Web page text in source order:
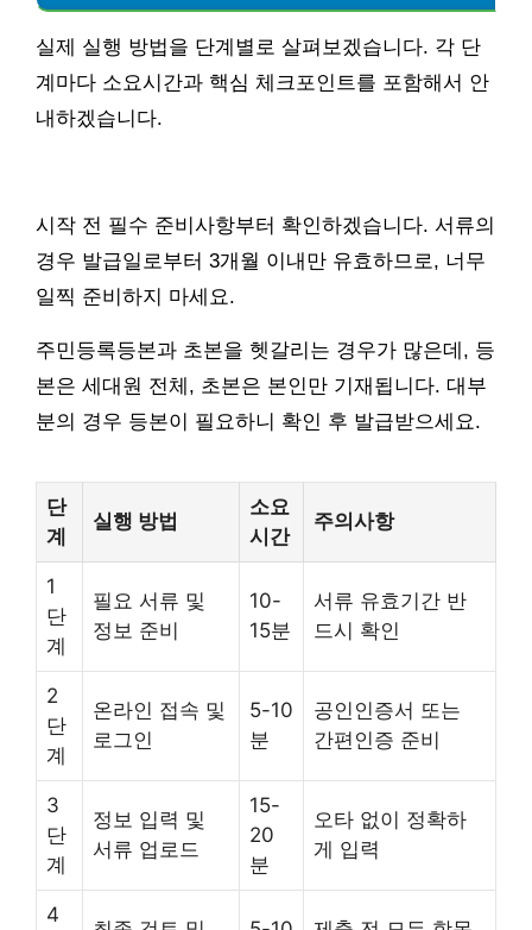
실제 실행 방법을 단계별로 살펴보겠습니다. 각 단
계마다 소요시간과 핵심 체크포인트를 포함해서 안
내하겠습니다.
시작 전 필수 준비사항부터 확인하겠습니다. 서류의
경우 발급일로부터 3개월 이내만 유효하므로, 너무
일찍 준비하지 마세요.
주민등록등본과 초본을 헷갈리는 경우가 많은데, 등
본은 세대원 전체, 초본은 본인만 기재됩니다. 대부
분의 경우 등본이 필요하니 확인 후 발급받으세요.
단
계
실행 방법
소요
시간
주의사항
1
단
계
필요 서류 및
정보 준비
10-
15분
서류 유효기간 반
드시 확인
2
단
계
온라인 접속 및
로그인
5-10
분
공인인증서 또는
간편인증 준비
3
단
계
정보 입력 및
서류 업로드
15-
20
분
오타 없이 정확하
게 입력
4